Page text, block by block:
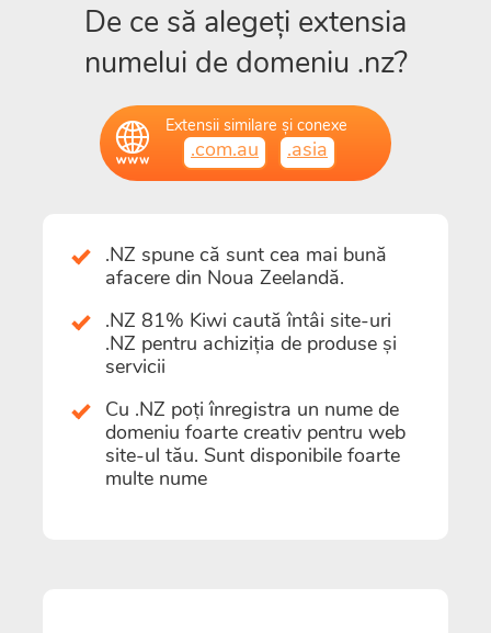
De ce să alegeți extensia
numelui de domeniu .nz?
Extensii similare și conexe
.com.au .asia
.NZ spune că sunt cea mai bună
afacere din Noua Zeelandă.
.NZ 81% Kiwi caută întâi site-uri
.NZ pentru achiziția de produse și
servicii
Cu .NZ poți înregistra un nume de
domeniu foarte creativ pentru web
site-ul tău. Sunt disponibile foarte
multe nume